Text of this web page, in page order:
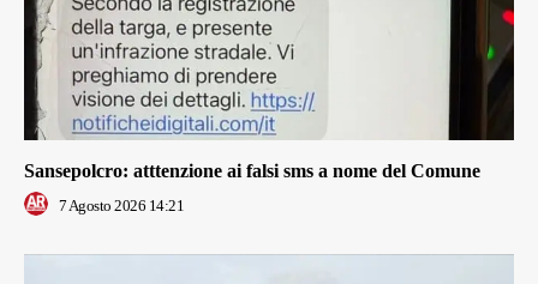
Sansepolcro: atttenzione ai falsi sms a nome del Comune
7 Agosto 2026 14:21